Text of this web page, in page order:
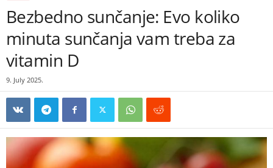
Bezbedno sunčanje: Evo koliko
minuta sunčanja vam treba za
vitamin D
9. July 2025.